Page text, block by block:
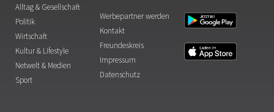
Alltag & Gesellschaft
Politik
Wirtschaft
Kultur & Lifestyle
Netwelt & Medien
Sport
Werbepartner werden
Kontakt
Freundeskreis
Impressum
Datenschutz